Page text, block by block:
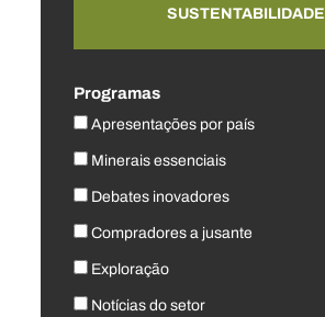
SUSTENTABILIDADE
Programas
Apresentações por país
Minerais essenciais
Debates inovadores
Compradores a jusante
Exploração
Notícias do setor